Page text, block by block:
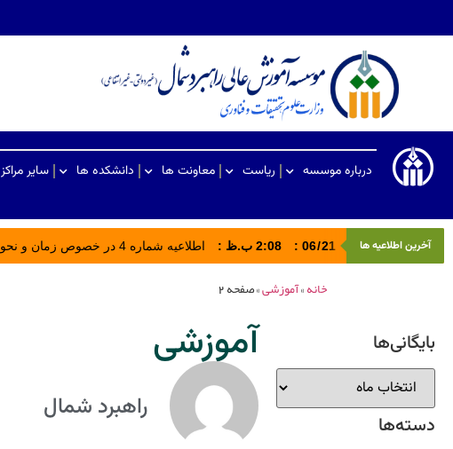
درباره موسسه ریاست معاونت ها دانشکده ها سایر مراکز
آخرین اطلاعیه ها 21
/
06
: 2:08 ب.ظ : اطلاعیه شماره 4 در خصوص زمان و نحوه برگزاری امتحانات نیمسال دوم سال تحصیلی ۱۴۰5-۱۴۰۴
خانه»آموزشی»صفحه 2
بایگانی‌ها
دسته‌ها
آموزشی
راهبرد شمال